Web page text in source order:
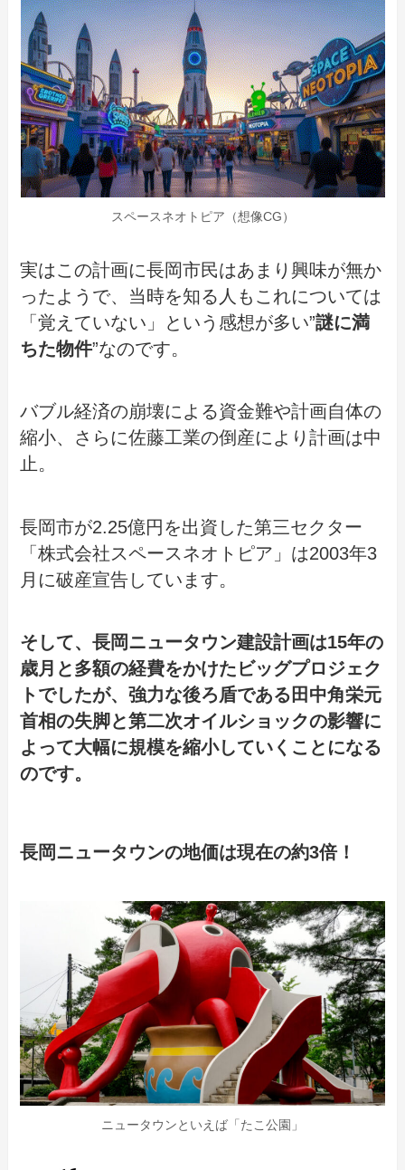
スペースネオトピア（想像CG）
実はこの計画に長岡市民はあまり興味が無か
ったようで、当時を知る人もこれについては
「覚えていない」という感想が多い”謎に満
ちた物件”なのです。
バブル経済の崩壊による資金難や計画自体の
縮小、さらに佐藤工業の倒産により計画は中
止。
長岡市が2.25億円を出資した第三セクター
「株式会社スペースネオトピア」は2003年3
月に破産宣告しています。
そして、長岡ニュータウン建設計画は15年の
歳月と多額の経費をかけたビッグプロジェク
トでしたが、強力な後ろ盾である田中角栄元
首相の失脚と第二次オイルショックの影響に
よって大幅に規模を縮小していくことになる
のです。
長岡ニュータウンの地価は現在の約3倍！
ニュータウンといえば「たこ公園」